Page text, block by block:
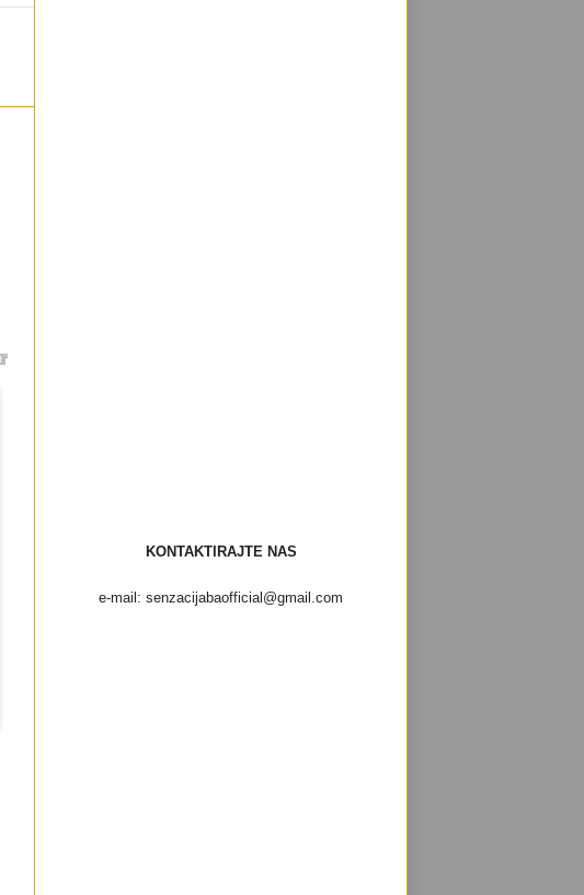
KONTAKTIRAJTE NAS
e-mail: senzacijabaofficial@gmail.com